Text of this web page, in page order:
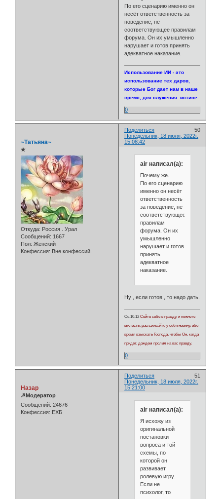
По его сценарию именно он
несёт ответственность за
поведение, не
соответствующее правилам
форума. Он их умышленно
нарушает и готов принять
адекватное наказание.
Использование ИИ - это
использование тех даров,
которые Бог дает нам в наше
время, для служения истине.
0
Поделиться
50
Понедельник, 18 июля, 2022г.
15:08:42
~Татьяна~
✯
Откуда: Россия . Урал
Сообщений: 1667
Пол: Женский
Конфессия: Вне конфессий.
air написал(а):
Почему же.
По его сценарию
именно он несёт
ответственность
за поведение, не
соответствующее
правилам
форума. Он их
умышленно
нарушает и готов
принять
адекватное
наказание.
Ну , если готов , то надо дать.
Ос.10.12Сейте себе в правду, и пожнете
милость; распахивайте у себя новину, ибо
время взыскать Господа, чтобы Он, когда
придет, дождем пролил на вас правду.
0
Поделиться
51
Понедельник, 18 июля, 2022г.
15:21:00
Назар
☭Модератор
Сообщений: 24676
Конфессия: ЕХБ air написал(а):
Я исхожу из
оригинальной
постановки
вопроса и той
схемы, по
которой он
развивает
ролевую игру.
Если не
психолог, то